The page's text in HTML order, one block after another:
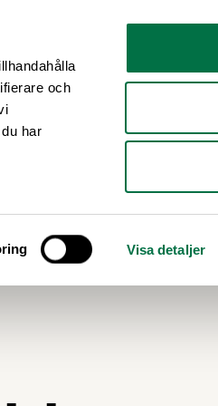
och
har
Visa detaljer